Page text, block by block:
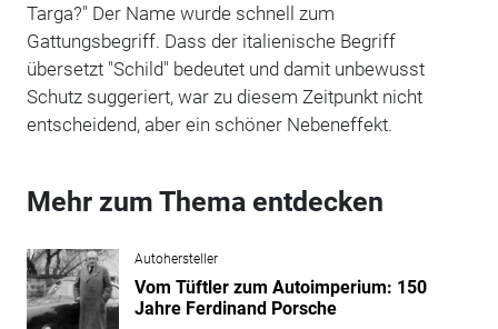
Targa?" Der Name wurde schnell zum
Gattungsbegriff. Dass der italienische Begriff
übersetzt "Schild" bedeutet und damit unbewusst
Schutz suggeriert, war zu diesem Zeitpunkt nicht
entscheidend, aber ein schöner Nebeneffekt.
Mehr zum Thema entdecken
Autohersteller
Vom Tüftler zum Autoimperium: 150
Jahre Ferdinand Porsche